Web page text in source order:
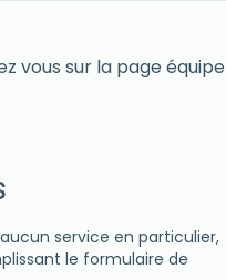
vous sur la page équipe
service en particulier,
le formulaire de